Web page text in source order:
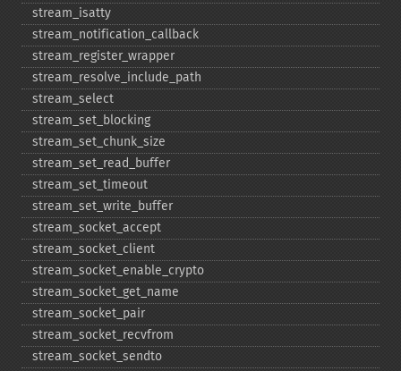
stream_​isatty
stream_​notification_​callback
stream_​register_​wrapper
stream_​resolve_​include_​path
stream_​select
stream_​set_​blocking
stream_​set_​chunk_​size
stream_​set_​read_​buffer
stream_​set_​timeout
stream_​set_​write_​buffer
stream_​socket_​accept
stream_​socket_​client
stream_​socket_​enable_​crypto
stream_​socket_​get_​name
stream_​socket_​pair
stream_​socket_​recvfrom
stream_​socket_​sendto